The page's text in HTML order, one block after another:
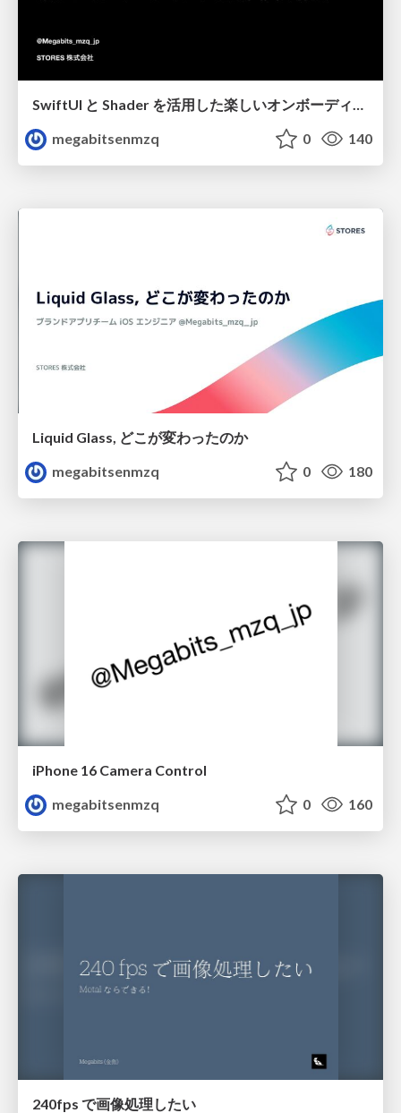
megabitsenmzq
0 140
Liquid Glass, どこが変わったのか
megabitsenmzq
0 180
iPhone 16 Camera Control
megabitsenmzq
0 160
240fps で画像処理したい